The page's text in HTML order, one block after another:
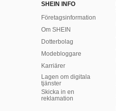
SHEIN INFO
Företagsinformation
Om SHEIN
Dotterbolag
Modebloggare
Karriärer
Lagen om digitala
tjänster
Skicka in en
reklamation